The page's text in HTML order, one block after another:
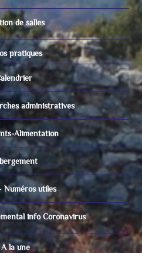
de salles
pratiques
administratives
Alimentation
Numéros utiles
info Coronavirus
la une